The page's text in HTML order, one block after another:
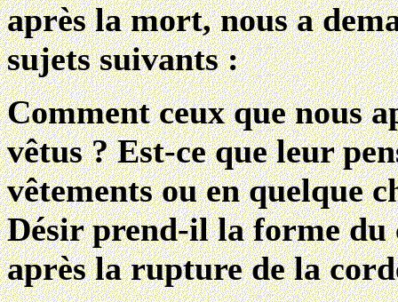
après la mort, nous a
sujets suivants :
Comment ceux que nous
vêtus ? Est-ce que leur
vêtements ou en quelque
Désir prend-il la forme du
après la rupture de la